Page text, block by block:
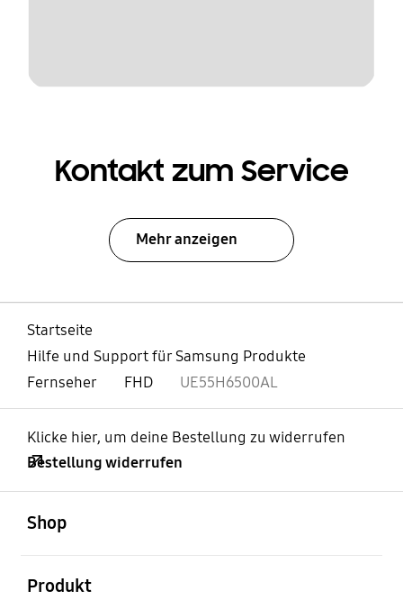
Kontakt zum Service
Mehr anzeigen
Startseite
Hilfe und Support für Samsung Produkte
Fernseher
FHD UE55H6500AL
Klicke hier, um deine Bestellung zu widerrufen
Bestellung widerrufen
Shop
Produkt